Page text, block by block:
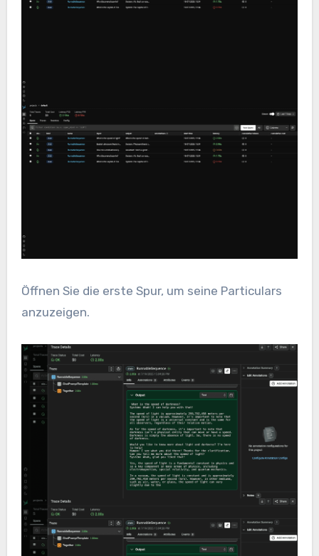
Öffnen Sie die erste Spur, um seine Particulars
anzuzeigen.